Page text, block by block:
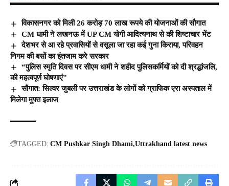
विकासनगर को मिली 26 करोड़ 70 लाख रूपये की योजनाओं की सौगात
CM धामी ने लखनऊ में UP CM योगी आदित्यनाथ से की शिष्टाचार भेंट
देशभर से आ रहे प्रवासियों से वसूला जा रहा कई गुना किराया, परिवहन
निगम की बसों का इंतजाम करे सरकार
“पुलिस स्मृति दिवस पर सीएम धामी ने शहीद पुलिसकर्मियों को दी श्रद्धांजलि,
की महत्वपूर्ण घोषणाएं”
सौगात: सिल्वर जुबली पर उत्तराखंड के लोगों को ग्राफिक एरा अस्पताल में
मिलेगा मुफ्त इलाज
TAGGED: CM Pushkar Singh Dhami Uttrakhand latest news